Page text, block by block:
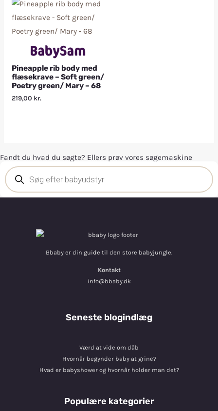
Pineapple rib body med
flæsekrave – Soft green/
Poetry green/ Mary – 68
219,00 kr.
Fandt du hvad du søgte? Ellers prøv vores søgemaskine
Bbaby er din guide til den store babyjungle.
Kontakt
info@bbaby.dk
Seneste blogindlæg
Værd at vide om dåb
Hvornår begynder baby at grine?
Hvad er babyshower og hvornår holder man det?
Populære kategorier